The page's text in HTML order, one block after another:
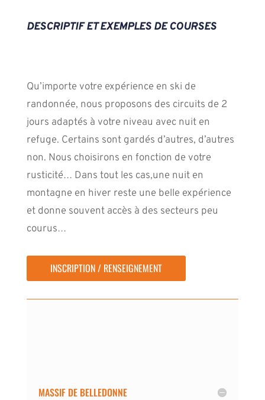
DESCRIPTIF ET EXEMPLES DE COURSES
Qu’importe votre expérience en ski de
randonnée, nous proposons des circuits de 2
jours adaptés à votre niveau avec nuit en
refuge. Certains sont gardés d’autres, d’autres
non. Nous choisirons en fonction de votre
rusticité… Dans tout les cas,une nuit en
montagne en hiver reste une belle expérience
et donne souvent accès à des secteurs peu
courus…
INSCRIPTION / RENSEIGNEMENT
MASSIF DE BELLEDONNE